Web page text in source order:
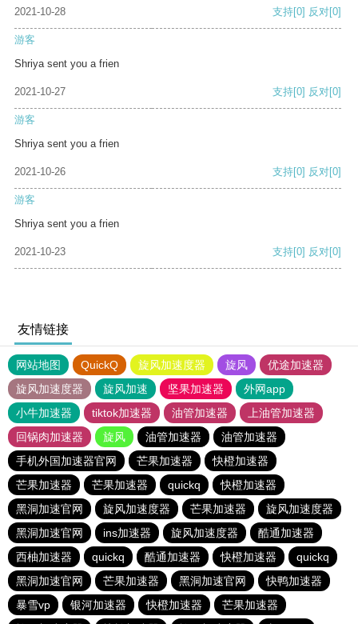
2021-10-28 支持[0] 反对[0]
游客
Shriya sent you a frien
2021-10-27 支持[0] 反对[0]
游客
Shriya sent you a frien
2021-10-26 支持[0] 反对[0]
游客
Shriya sent you a frien
2021-10-23 支持[0] 反对[0]
友情链接
网站地图 QuickQ 旋风加速度器 旋风
优途加速器
旋风加速度器
旋风加速 坚果加速器
外网app
小牛加速器
tiktok加速器 油管加速器
上油管加速器
回锅肉加速器
旋风 油管加速器
油管加速器
手机外国加速器官网
芒果加速器
快橙加速器
芒果加速器
芒果加速器 quickq
快橙加速器
黑洞加速官网
旋风加速度器 芒果加速器
旋风加速度器
黑洞加速官网
ins加速器 旋风加速度器
酷通加速器
西柚加速器
quickq 酷通加速器 快橙加速器
quickq
黑洞加速官网
芒果加速器 黑洞加速官网
快鸭加速器
暴雪vp
银河加速器 快橙加速器
芒果加速器